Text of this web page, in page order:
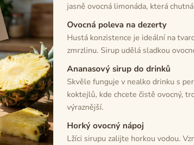
jasně ovocná limonáda, která
Ovocná poleva na dezerty
Hustá konzistence je ideální na
zmrzlinu. Sirup udělá sladkou
Ananasový sirup do drinků
Skvěle funguje v nealko drinku s
koktejlů, kde chcete čistě ovocný,
výraznější.
Horký ovocný nápoj
Lžíci sirupu zalijte horkou vodou.